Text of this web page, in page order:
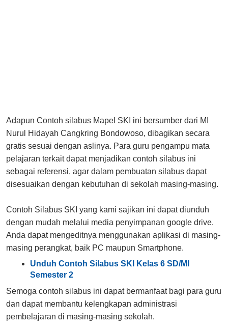
Adapun Contoh silabus Mapel SKI ini bersumber dari MI
Nurul Hidayah Cangkring Bondowoso, dibagikan secara
gratis sesuai dengan aslinya. Para guru pengampu mata
pelajaran terkait dapat menjadikan contoh silabus ini
sebagai referensi, agar dalam pembuatan silabus dapat
disesuaikan dengan kebutuhan di sekolah masing-masing.
Contoh Silabus SKI yang kami sajikan ini dapat diunduh
dengan mudah melalui media penyimpanan google drive.
Anda dapat mengeditnya menggunakan aplikasi di masing-
masing perangkat, baik PC maupun Smartphone.
Unduh Contoh Silabus SKI Kelas 6 SD/MI
Semester 2
Semoga contoh silabus ini dapat bermanfaat bagi para guru
dan dapat membantu kelengkapan administrasi
pembelajaran di masing-masing sekolah.